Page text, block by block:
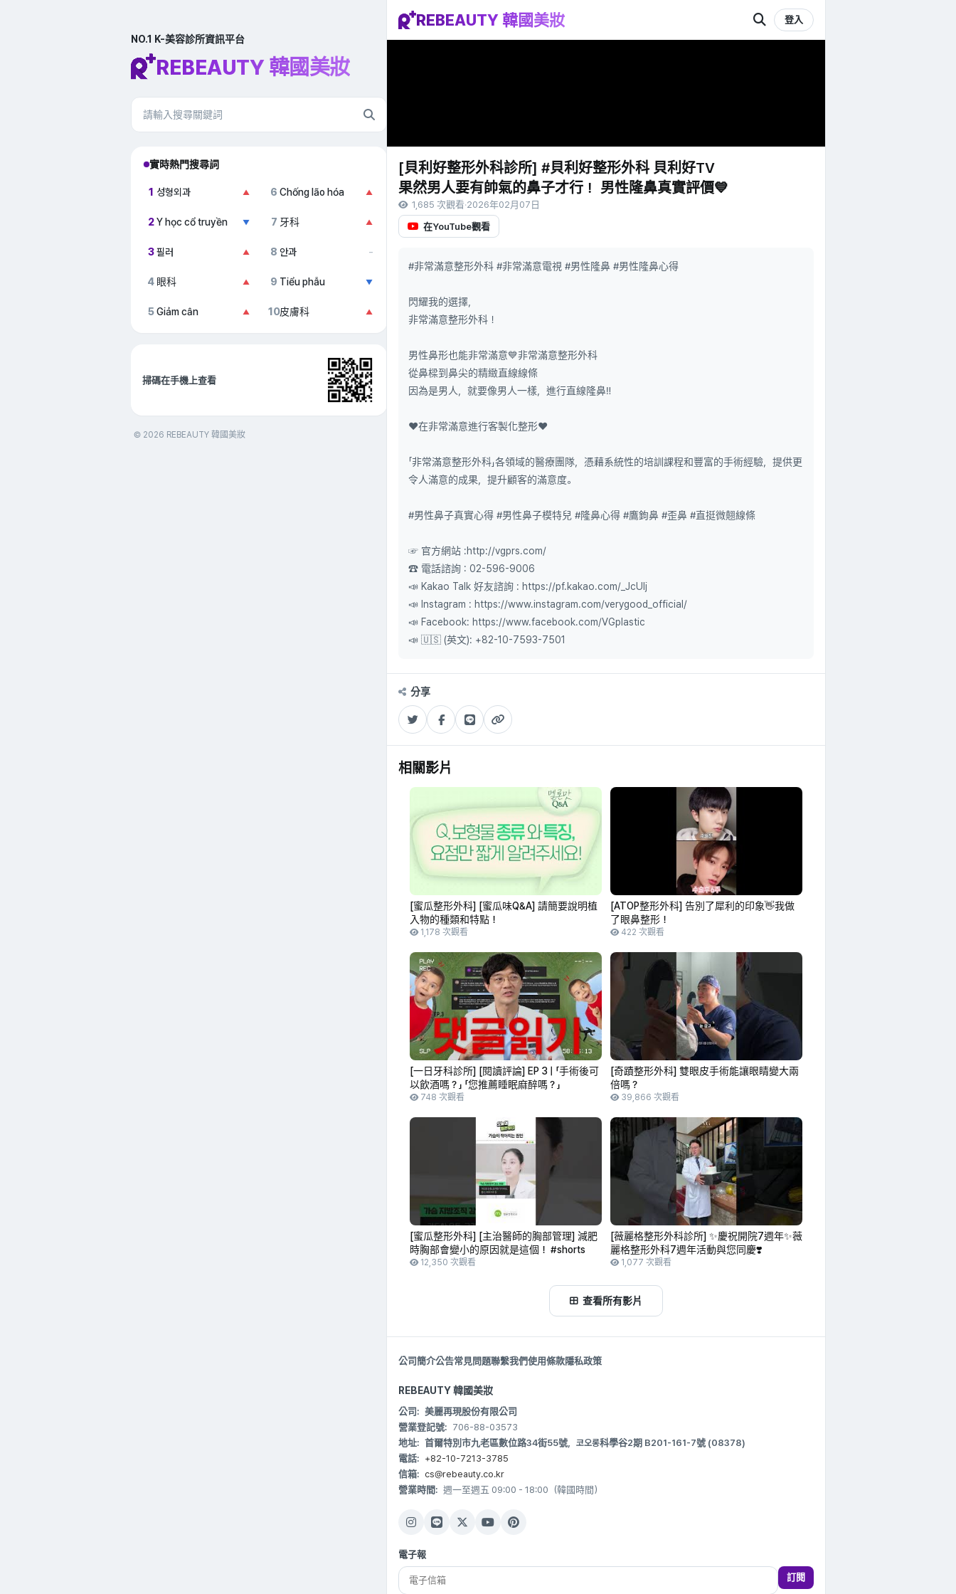
NO.1 K-美容診所資訊平台
REBEAUTY 韓國美妝
實時熱門搜尋詞
1 성형외과 ▲
2 Y học cổ truyền ▼
3 필러 ▲
4 眼科 ▲
5 Giảm cân ▲
6 Chống lão hóa ▲
7 牙科 ▲
8 안과 –
9 Tiểu phẫu ▼
10皮膚科 ▲
掃碼在手機上查看
© 2026 REBEAUTY 韓國美妝
REBEAUTY 韓國美妝 登入
[貝利好整形外科診所] #貝利好整形外科 貝利好TV
果然男人要有帥氣的鼻子才行！ 男性隆鼻真實評價💙
1,685 次觀看·2026年02月07日
在YouTube觀看
#非常滿意整形外科 #非常滿意電視 #男性隆鼻 #男性隆鼻心得
閃耀我的選擇，
非常滿意整形外科！
男性鼻形也能非常滿意💙非常滿意整形外科
從鼻樑到鼻尖的精緻直線線條
因為是男人，就要像男人一樣，進行直線隆鼻‼
❤在非常滿意進行客製化整形❤
「非常滿意整形外科」各領域的醫療團隊，憑藉系統性的培訓課程和豐富的手術經驗，提供更
令人滿意的成果，提升顧客的滿意度。
#男性鼻子真實心得 #男性鼻子模特兒 #隆鼻心得 #鷹鉤鼻 #歪鼻 #直挺微翹線條
☞ 官方網站 :http://vgprs.com/
☎ 電話諮詢 : 02-596-9006
📣 Kakao Talk 好友諮詢 : https://pf.kakao.com/_JcUIj
📣 Instagram : https://www.instagram.com/verygood_official/
📣 Facebook: https://www.facebook.com/VGplastic
📣 🇺🇸 (英文): +82-10-7593-7501
分享
相關影片
[蜜瓜整形外科] [蜜瓜味Q&A] 請簡要說明植
入物的種類和特點！
1,178 次觀看
[ATOP整形外科] 告別了犀利的印象👋我做
了眼鼻整形！
422 次觀看
[一日牙科診所] [閱讀評論] EP 3 | 「手術後可
以飲酒嗎？」 「您推薦睡眠麻醉嗎？」
748 次觀看
[奇蹟整形外科] 雙眼皮手術能讓眼睛變大兩
倍嗎？
39,866 次觀看
[蜜瓜整形外科] [主治醫師的胸部管理] 減肥
時胸部會變小的原因就是這個！ #shorts
12,350 次觀看
[薇麗格整形外科診所] ✨慶祝開院7週年✨薇
麗格整形外科7週年活動與您同慶❣️
1,077 次觀看
查看所有影片
公司簡介公告常見問題聯繫我們使用條款隱私政策
REBEAUTY 韓國美妝
公司: 美麗再現股份有限公司
營業登記號: 706-88-03573
地址: 首爾特別市九老區數位路34街55號，코오롱科學谷2期 B201-161-7號 (08378)
電話: +82-10-7213-3785
信箱: cs@rebeauty.co.kr
營業時間: 週一至週五 09:00 - 18:00（韓國時間）
電子報
訂閱